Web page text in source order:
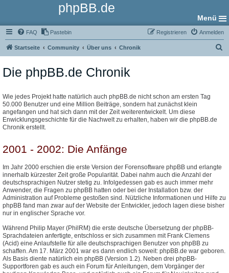
phpBB.de
Menü
FAQ Pastebin Anmelden
Registrieren
Startseite Community Über uns Chronik
Die phpBB.de Chronik
Wie jedes Projekt hatte natürlich auch phpBB.de nicht schon am ersten Tag
50.000 Benutzer und eine Million Beiträge, sondern hat zunächst klein
angefangen und hat sich dann mit der Zeit weiterentwickelt. Um diese
Enwicklungsgeschichte für die Nachwelt zu erhalten, haben wir die phpBB.de
Chronik erstellt.
2001 - 2002: Die Anfänge
Im Jahr 2000 erschien die erste Version der Forensoftware phpBB und erlangte
innerhalb kürzester Zeit große Popularität. Dabei nahm auch die Anzahl der
deutschsprachigen Nutzer stetig zu. Infolgedessen gab es auch immer mehr
Anwender, die Fragen zu phpBB hatten oder bei der Installation bzw. der
Administration auf Probleme gestoßen sind. Nützliche Informationen und Hilfe zu
phpBB fand man zwar auf der Website der Entwickler, jedoch lagen diese bisher
nur in englischer Sprache vor.
Während Philip Mayer (PhilRM) die erste deutsche Übersetzung der phpBB-
Sprachdateien anfertigte, entschloss er sich zusammen mit Frank Clemens
(Acid) eine Anlaufstelle für alle deutschsprachigen Benutzer von phpBB zu
schaffen. Am 17. März 2001 war es dann endlich soweit: phpBB.de war geboren.
Als Basis diente natürlich ein phpBB (Version 1.2). Neben drei phpBB-
Supportforen gab es auch ein Forum für Anleitungen, dem Vorgänger der